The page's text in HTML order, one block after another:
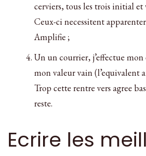
cerviers, tous les trois initial et
Ceux-ci necessitent
Amplifie ;
Un un courrier, j’effectue mon
mon valeur vain (l’equivalent
Trop cette rentre vers agree
reste.
Ecrire les